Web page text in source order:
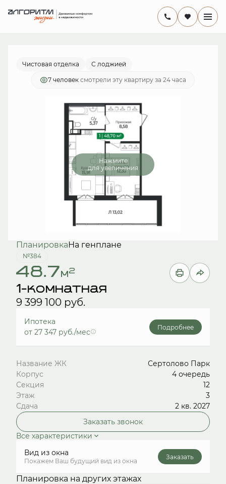
1-комнатная
9 399 100 руб.
от 27 347 руб./мес.
Чистовая отделка С лоджией
7 человек смотрели эту квартиру за 24 часа
Нажмите
для увеличения
ПланировкаНа генплане
№384
48.7м2
1-комнатная
9 399 100 руб.
Ипотека
от 27 347 руб./мес
Подробнее
Название ЖК
Сертолово Парк
Корпус
4 очередь
Секция
12
Этаж
3
Сдача
2 кв. 2027
Заказать звонок
Все характеристики
Вид из окна
Покажем Ваш будущий вид из окна
Заказать
Планировка на других этажах